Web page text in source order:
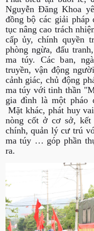
Nguyễn Đăng Khoa
đồng bộ các giải
tục nâng cao trách
cấp ủy, chính quyền
phòng ngừa, đấu
ma túy. Các ban,
truyền, vận động
cảnh giác, chủ động
ma túy với tinh thần
gia đình là một pháo
Mặt khác, phát huy
nòng cốt ở cơ sở, kết
chính, quản lý cư trú
ma túy … góp phần
ra.